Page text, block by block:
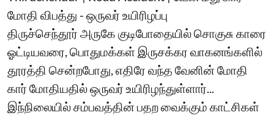
மோதி விபத்து - ஒருவர் உயிரிழப்பு
திருச்செந்தூர் அருகே குடிபோதையில் சொகுசு காரை
ஓட்டியவரை, பொதுமக்கள் இருசக்கர வாகனங்களில்
தூரத்தி சென்றபோது, எதிரே வந்த வேனின் மோதி
கார் மோதியதில் ஒருவர் உயிரிழந்துள்ளார்...
இந்நிலையில் சம்பவத்தின் பதற வைக்கும் காட்சிகள்